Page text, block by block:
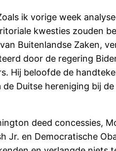
ik vorige week
kwesties zouden
Buitenlandse Zaken,
door de regering
Hij beloofde de
Duitse hereniging bij de
deed concessies,
Jr. en Democratische